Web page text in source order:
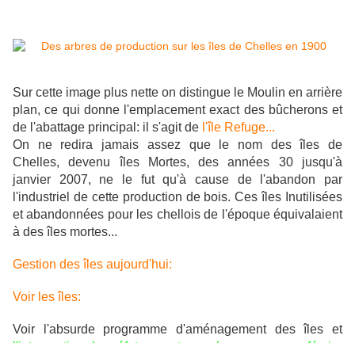
Sur cette image plus nette on distingue le Moulin en arrière
plan, ce qui donne l'emplacement exact des bûcherons et
de l'abattage principal: il s'agit de l'île Refuge...
On ne redira jamais assez que le nom des îles de
Chelles, devenu îles Mortes, des années 30 jusqu'à
janvier 2007, ne le fut qu'à cause de l'abandon par
l'industriel de cette production de bois. Ces îles Inutilisées
et abandonnées pour les chellois de l'époque équivalaient
à des îles mortes...
Gestion des îles aujourd'hui:
Voir les îles:
Voir l'absurde programme d'aménagement des îles et